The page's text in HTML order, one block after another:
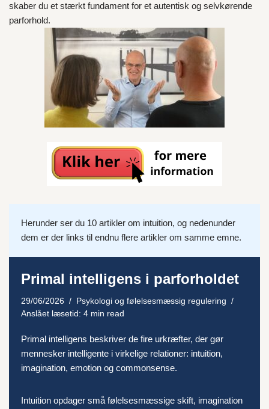
skaber du et stærkt fundament for et autentisk og selvkørende
parforhold.
Herunder ser du 10 artikler om intuition, og nedenunder
dem er der links til endnu flere artikler om samme emne.
Primal intelligens i parforholdet
29/06/2026
Psykologi og følelsesmæssig regulering
Anslået læsetid: 4 min read
Primal intelligens beskriver de fire urkræfter, der gør
mennesker intelligente i virkelige relationer: intuition,
imagination, emotion og commonsense.
Intuition opdager små følelsesmæssige skift, imagination